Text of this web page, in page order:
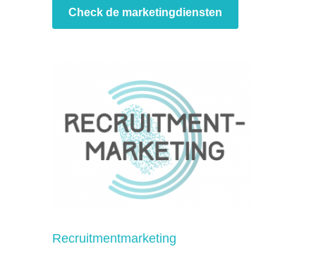
Check de marketingdiensten
Recruitmentmarketing